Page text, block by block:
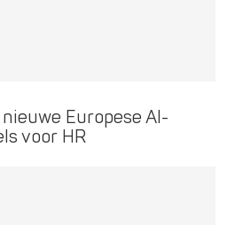
Europese AI-
voor HR